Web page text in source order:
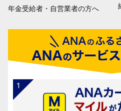
年金受給者・自営業者の方へ